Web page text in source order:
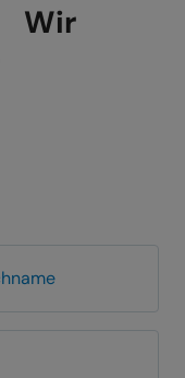
Wir